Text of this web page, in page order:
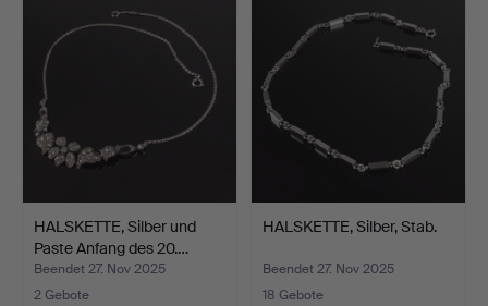
HALSKETTE, Silber und
Paste Anfang des 20.…
Beendet 27. Nov 2025
2 Gebote
HALSKETTE, Silber, Stab.
Beendet 27. Nov 2025
18 Gebote